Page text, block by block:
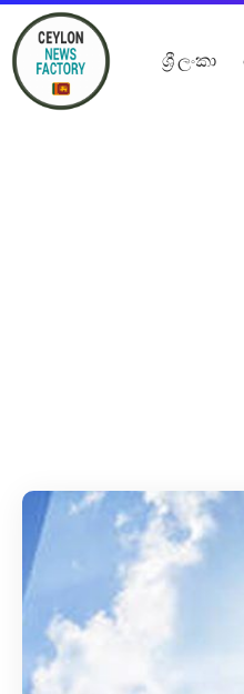
ශ්‍රී ලංකා